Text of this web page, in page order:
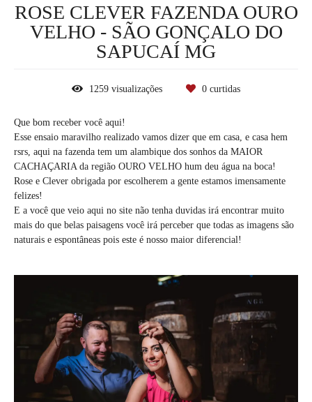
ROSE CLEVER FAZENDA OURO
VELHO - SÃO GONÇALO DO
SAPUCAÍ MG
1259 visualizações 0 curtidas
Que bom receber você aqui!
Esse ensaio maravilho realizado vamos dizer que em casa, e casa hem
rsrs, aqui na fazenda tem um alambique dos sonhos da MAIOR
CACHAÇARIA da região OURO VELHO hum deu água na boca!
Rose e Clever obrigada por escolherem a gente estamos imensamente
felizes!
E a você que veio aqui no site não tenha duvidas irá encontrar muito
mais do que belas paisagens você irá perceber que todas as imagens são
naturais e espontâneas pois este é nosso maior diferencial!